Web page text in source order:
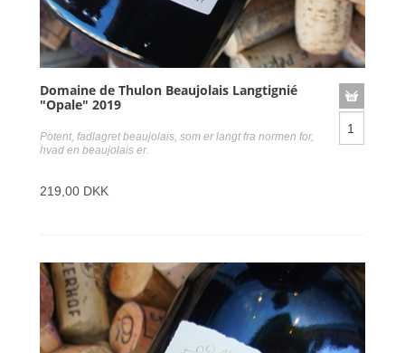
Domaine de Thulon Beaujolais Langtignié
"Opale" 2019
Potent, fadlagret beaujolais, som er langt fra normen for,
hvad en beaujolais er.
219,00 DKK